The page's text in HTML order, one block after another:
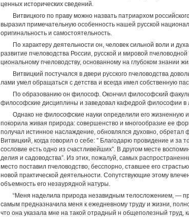
ценных исторических сведений.
Витвицкого по праву можно назвать патриархом
выра­зил примечательную особенность нашей русской
оригиналь­ность и самостоятельность.
По характеру деятельности он, человек сильной воли и
развитие пчеловодства России, русской и мировой
циональному пчеловодству, основанному на глубоком зна­нии
Витвицкий постучался в двери русского пчеловодства
лами умел обращаться с детства и всегда имел собственную
По образованию он философ. Окончил философский
философские дисциплины и заведовал кафедрой философии в
Однако не философские науки определили его жизнен­ную и
покорила живая природа: совершенство и многообразие ее
получал истинное наслаждение, обновлялся духовно, обре­тал
Витвицкий, когда говорил о себе: ” Благодарю провидение и
сословие есть одно из счастливейших”. В другом месте
делия и садоводства”. Из этих, пожалуй, самых
место поставил пчеловодство, бесспорно, ставшее его
новой практической деятельности. Сопутствующие этому
объемность его незаурядной натуры.
“Меня наделила природа незавидным телосложением, —
са­мым предназначила меня к ежедневному труду и жизни,
что она указала мне на такой отрадный н общеполезный труд,